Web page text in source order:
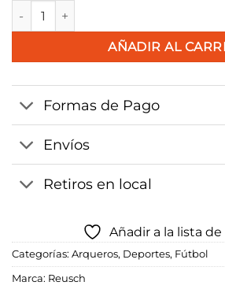
Guante Reusch Silver Jr cantidad
AÑADIR AL
Formas de Pago
Envíos
Retiros en local
Añadir a la lista
Categorías: Arqueros, Deportes, Fútbol
Marca: Reusch